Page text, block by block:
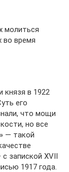
молиться
во время
князя в 1922
его
что мощи
но все
— такой
запиской XVII
1917 года.